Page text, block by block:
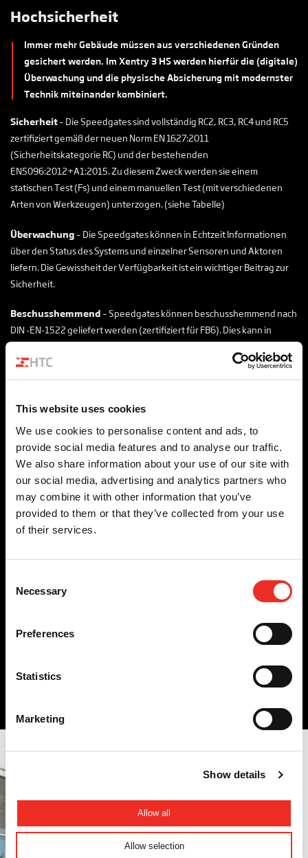
This website uses cookies
We use cookies to personalise content and ads, to
provide social media features and to analyse our traffic.
We also share information about your use of our site with
our social media, advertising and analytics partners who
may combine it with other information that you’ve
provided to them or that they’ve collected from your use
of their services.
Selection
Necessary
Preferences
Statistics
Marketing
Show details
Allow all
Allow selection
Hochsicherheit
Immer mehr Gebäude müssen aus verschiedenen Gründen
gesichert werden. Im Xentry 3 HS werden hierfür die (digitale)
Überwachung und die physische Absicherung mit modernster
Technik miteinander kombiniert.
Sicherheit– Die Speedgates sind vollständig RC2, RC3, RC4 und RC5
zertifiziert gemäß der neuen Norm EN 1627:2011
(Sicherheitskategorie RC) und der bestehenden
EN5096:2012+A1:2015. Zu diesem Zweck werden sie einem
statischen Test (Fs) und einem manuellen Test (mit verschiedenen
Arten von Werkzeugen) unterzogen. (siehe Tabelle)
Überwachung – Die Speedgates können in Echtzeit Informationen
über den Status des Systems und einzelner Sensoren und Aktoren
liefern. Die Gewissheit der Verfügbarkeit ist ein wichtiger Beitrag zur
Sicherheit.
Beschusshemmend – Speedgates können beschusshemmend nach
DIN -EN-1522 geliefert werden (zertifiziert für FB6). Dies kann in
Kombination mit der RC-Zertifizierung erfolgen.
Zertifizierungen
EN 1627:2011
EN 5096:2012 + A1:2015
DIN EN 1522
RC2
RC3
RC4
Wir setzen das Speed Gate Xentry 3 High Security in den folgenden